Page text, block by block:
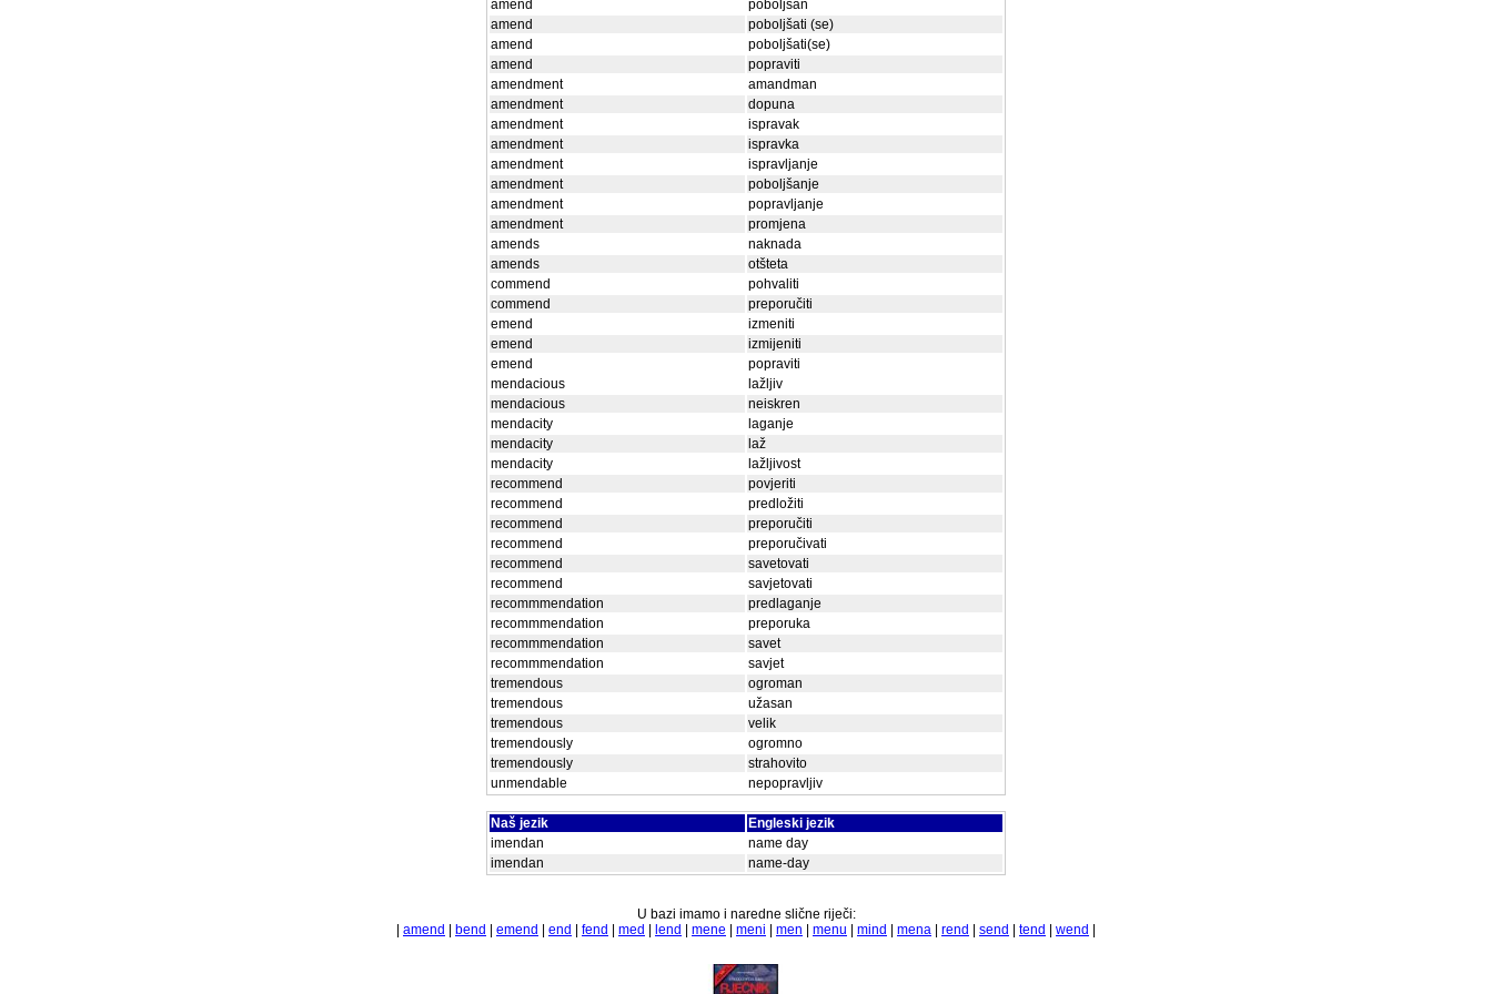
amend
poboljšan
amend
poboljšati (se)
amend
poboljšati(se)
amend
popraviti
amendment
amandman
amendment
dopuna
amendment
ispravak
amendment
ispravka
amendment
ispravljanje
amendment
poboljšanje
amendment
popravljanje
amendment
promjena
amends
naknada
amends
otšteta
commend
pohvaliti
commend
preporučiti
emend
izmeniti
emend
izmijeniti
emend
popraviti
mendacious
lažljiv
mendacious
neiskren
mendacity
laganje
mendacity
laž
mendacity
lažljivost
recommend
povjeriti
recommend
predložiti
recommend
preporučiti
recommend
preporučivati
recommend
savetovati
recommend
savjetovati
recommmendation
predlaganje
recommmendation
preporuka
recommmendation
savet
recommmendation
savjet
tremendous
ogroman
tremendous
užasan
tremendous
velik
tremendously
ogromno
tremendously
strahovito
unmendable
nepopravljiv
Naš jezik
Engleski jezik
imendan
name day
imendan
name-day
U bazi imamo i naredne slične riječi:
amend bend emend end fend med lend mene meni men menu mind mena rend send tend wend